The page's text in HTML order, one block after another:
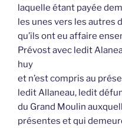
laquelle étant payée
les unes vers les autres
qu’ils ont eu affaire
Prévost avec ledit
huy
et n’est compris au
ledit Allaneau, ledit
du Grand Moulin
présentes et qui